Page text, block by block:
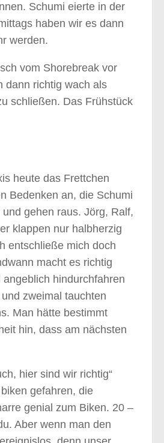
Schumi eierte in der
haben wir es dann
werden.
vom Shorebreak vor
dann richtig wach als
schließen. Das Frühstück
heute das Frettchen
Bedenken an, die Schumi
gehen raus. Jörg, Ralf,
klappen nur halbherzig
entschließe mich doch
macht es richtig
hindurchfahren
zweimal tauchten
Man hätte bestimmt
hin, dass am nächsten
hier sind wir richtig“
gefahren, die
genial zum Biken. 20 –
Aber wenn man den